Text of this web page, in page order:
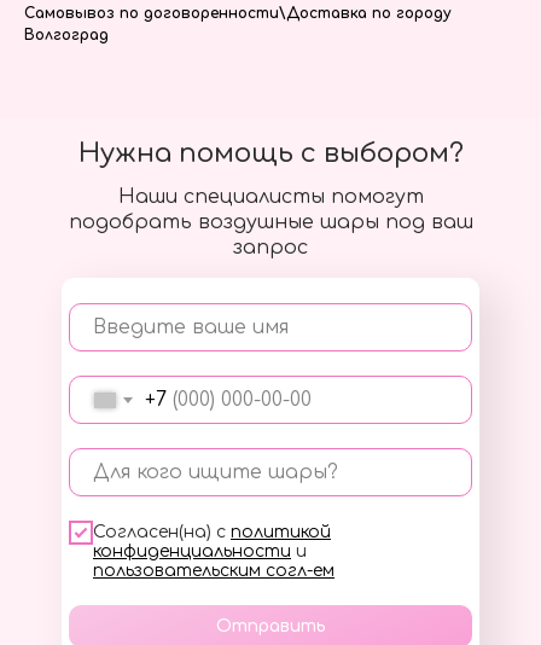
Самовывоз по договоренности\Доставка по городу
Волгоград
Наши специалисты помогут
подобрать воздушные шары под ваш
запрос
Введите ваше имя
+7
Для кого ищите шары?
Согласен(на) с политикой
конфиденциальности и
пользовательским согл-ем
Отправить
Нужна помощь с выбором?